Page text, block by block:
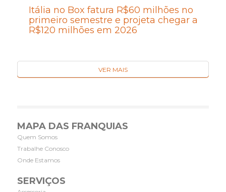
Itália no Box fatura R$60 milhões no
primeiro semestre e projeta chegar a
R$120 milhões em 2026
VER MAIS
MAPA DAS FRANQUIAS
Quem Somos
Trabalhe Conosco
Onde Estamos
SERVIÇOS